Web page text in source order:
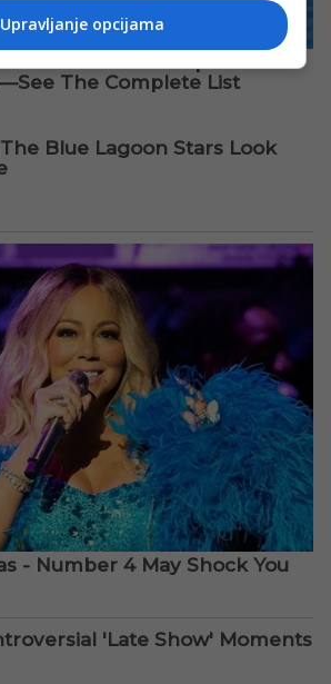
Upravljanje opcijama